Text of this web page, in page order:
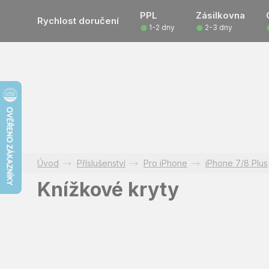
Rychlost doručení PPL Zásilkovna
1-2 dny 2-3 dny
Příslušenství Pro iPhone iPhone 7/8 Plus
Knížkové kryty